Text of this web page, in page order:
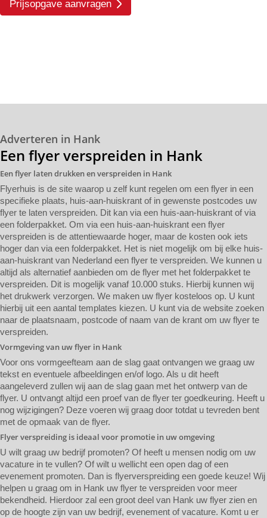
Prijsopgave aanvragen
Adverteren in Hank
Een flyer verspreiden in Hank
Een flyer laten drukken en verspreiden in Hank
Flyerhuis is de site waarop u zelf kunt regelen om een flyer in een
specifieke plaats, huis-aan-huiskrant of in gewenste postcodes uw
flyer te laten verspreiden. Dit kan via een huis-aan-huiskrant of via
een folderpakket. Om via een huis-aan-huiskrant een flyer
verspreiden is de attentiewaarde hoger, maar de kosten ook iets
hoger dan via een folderpakket. Het is niet mogelijk om bij elke huis-
aan-huiskrant van Nederland een flyer te verspreiden. We kunnen u
altijd als alternatief aanbieden om de flyer met het folderpakket te
verspreiden. Dit is mogelijk vanaf 10.000 stuks. Hierbij kunnen wij
het drukwerk verzorgen. We maken uw flyer kosteloos op. U kunt
hierbij uit een aantal templates kiezen. U kunt via de website zoeken
naar de plaatsnaam, postcode of naam van de krant om uw flyer te
verspreiden.
Vormgeving van uw flyer in Hank
Voor ons vormgeefteam aan de slag gaat ontvangen we graag uw
tekst en eventuele afbeeldingen en/of logo. Als u dit heeft
aangeleverd zullen wij aan de slag gaan met het ontwerp van de
flyer. U ontvangt altijd een proef van de flyer ter goedkeuring. Heeft u
nog wijzigingen? Deze voeren wij graag door totdat u tevreden bent
met de opmaak van de flyer.
Flyer verspreiding is ideaal voor promotie in uw omgeving
U wilt graag uw bedrijf promoten? Of heeft u mensen nodig om uw
vacature in te vullen? Of wilt u wellicht een open dag of een
evenement promoten. Dan is flyerverspreiding een goede keuze! Wij
helpen u graag om in Hank uw flyer te verspreiden voor meer
bekendheid. Hierdoor zal een groot deel van Hank uw flyer zien en
op de hoogte zijn van uw bedrijf, evenement of vacature. Komt u er